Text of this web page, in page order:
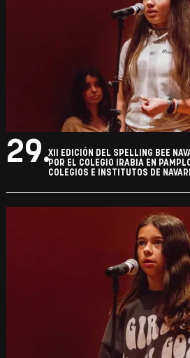
29.XII EDICIÓN DEL SPELLING BEE
POR EL COLEGIO IRABIA EN
COLEGIOS E INSTITUTOS DE